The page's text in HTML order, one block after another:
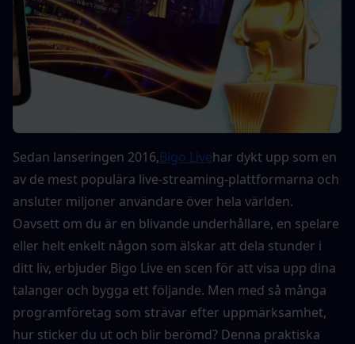
Sedan lanseringen 2016,Bigo Livehar dykt upp som en
av de mest populära live-streaming-plattformarna och
ansluter miljoner användare över hela världen.
Oavsett om du är en blivande underhållare, en spelare
eller helt enkelt någon som älskar att dela stunder i
ditt liv, erbjuder Bigo Live en scen för att visa upp dina
talanger och bygga ett följande. Men med så många
programföretag som strävar efter uppmärksamhet,
hur sticker du ut och blir berömd? Denna praktiska